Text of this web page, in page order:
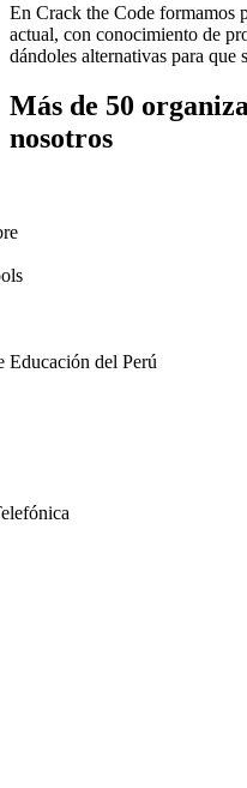
En Crack the Code formamos
actual, con conocimiento de
dándoles alternativas para que
Más de 50
nosotros